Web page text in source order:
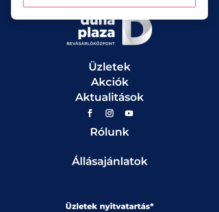
Üzletek
Akciók
Aktualitások
Rólunk
Állásajánlatok
Üzletek nyitvatartás*